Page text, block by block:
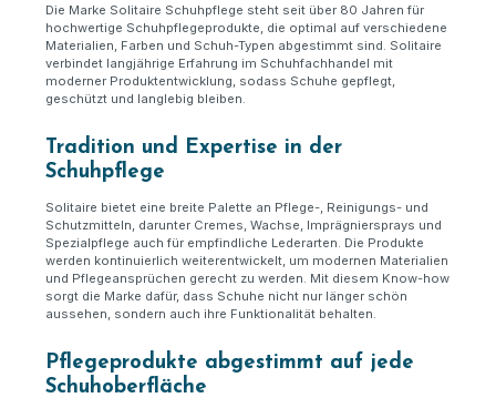
Die Marke Solitaire Schuhpflege steht seit über 80 Jahren für
hochwertige Schuhpflegeprodukte, die optimal auf verschiedene
Materialien, Farben und Schuh-Typen abgestimmt sind. Solitaire
verbindet langjährige Erfahrung im Schuhfachhandel mit
moderner Produktentwicklung, sodass Schuhe gepflegt,
geschützt und langlebig bleiben.
Tradition und Expertise in der
Schuhpflege
Solitaire bietet eine breite Palette an Pflege-, Reinigungs- und
Schutzmitteln, darunter Cremes, Wachse, Imprägniersprays und
Spezialpflege auch für empfindliche Lederarten. Die Produkte
werden kontinuierlich weiterentwickelt, um modernen Materialien
und Pflegeansprüchen gerecht zu werden. Mit diesem Know-how
sorgt die Marke dafür, dass Schuhe nicht nur länger schön
aussehen, sondern auch ihre Funktionalität behalten.
Pflegeprodukte abgestimmt auf jede
Schuhoberfläche